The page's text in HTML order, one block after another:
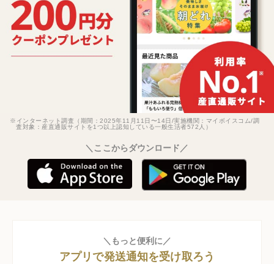
※インターネット調査（期間：2025年11月11日〜14日/実施機関：マイボイスコム/調
査対象：産直通販サイトを1つ以上認知している一般生活者572人）
＼ここからダウンロード／
＼もっと便利に／
アプリで発送通知を受け取ろう